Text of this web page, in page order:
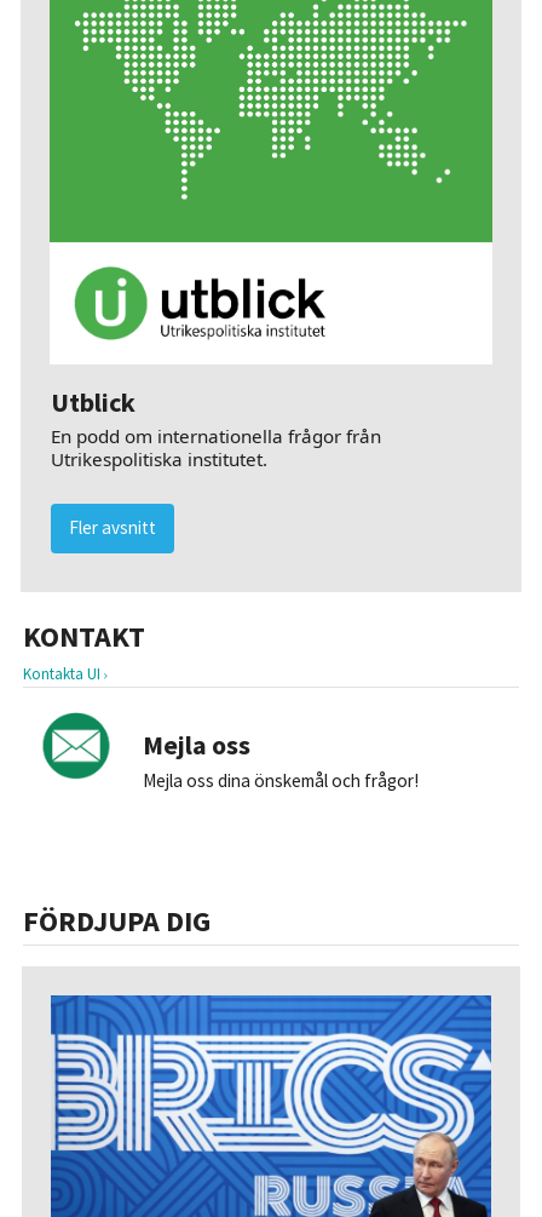
Utblick
En podd om internationella frågor från
Utrikespolitiska institutet.
Fler avsnitt
KONTAKT
Kontakta UI
Mejla oss
Mejla oss dina önskemål och frågor!
FÖRDJUPA DIG